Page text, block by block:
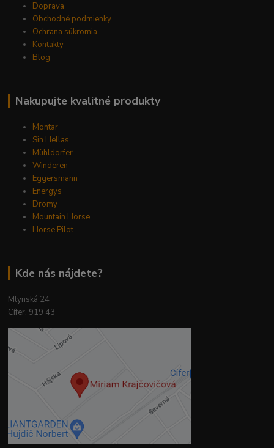
Doprava
Obchodné podmienky
Ochrana súkromia
Kontakty
Blog
Nakupujte kvalitné produkty
Montar
Sin Hellas
Mühldorfer
Winderen
Eggersmann
Energys
Dromy
Mountain Horse
Horse Pilot
Kde nás nájdete?
Mlynská 24
Cífer, 919 43